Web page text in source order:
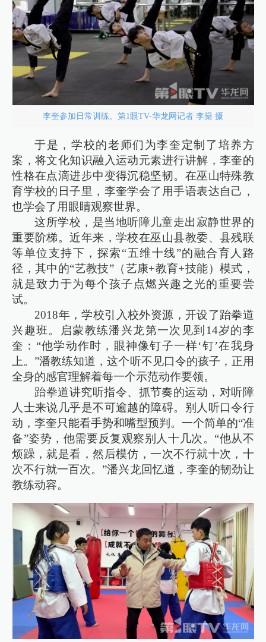
李奎参加日常训练。第1眼TV-华龙网记者 李燊 摄
于是，学校的老师们为李奎定制了培养方
案，将文化知识融入运动元素进行讲解，李奎的
性格在点滴进步中变得沉稳坚韧。在巫山特殊教
育学校的日子里，李奎学会了用手语表达自己，
也学会了用眼睛观察世界。
这所学校，是当地听障儿童走出寂静世界的
重要阶梯。近年来，学校在巫山县教委、县残联
等单位支持下，探索“五维十线”的融合育人路
径，其中的“艺教技”（艺康+教育+技能）模式，
就是致力于为每个孩子点燃兴趣之光的重要尝
试。
2018年，学校引入校外资源，开设了跆拳道
兴趣班。启蒙教练潘兴龙第一次见到14岁的李
奎：“他学动作时，眼神像钉子一样‘钉’在我身
上。”潘教练知道，这个听不见口令的孩子，正用
全身的感官理解着每一个示范动作要领。
跆拳道讲究听指令、抓节奏的运动，对听障
人士来说几乎是不可逾越的障碍。别人听口令行
动，李奎只能看手势和嘴型预判。一个简单的“准
备”姿势，他需要反复观察别人十几次。“他从不
烦躁，就是看，然后模仿，一次不行就十次，十
次不行就一百次。”潘兴龙回忆道，李奎的韧劲让
教练动容。